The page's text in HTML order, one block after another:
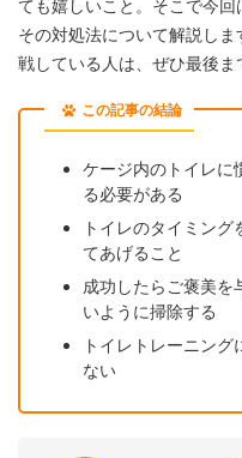
ても嬉しいこと。そこで今
その対処法について解説し
戦している人は、ぜひ最後ま
この記事の結論
ケージ内のトイレに
る必要がある
トイレのタイミン
てあげること
成功したらご褒美を
いように掃除する
トイレトレーニン
ない